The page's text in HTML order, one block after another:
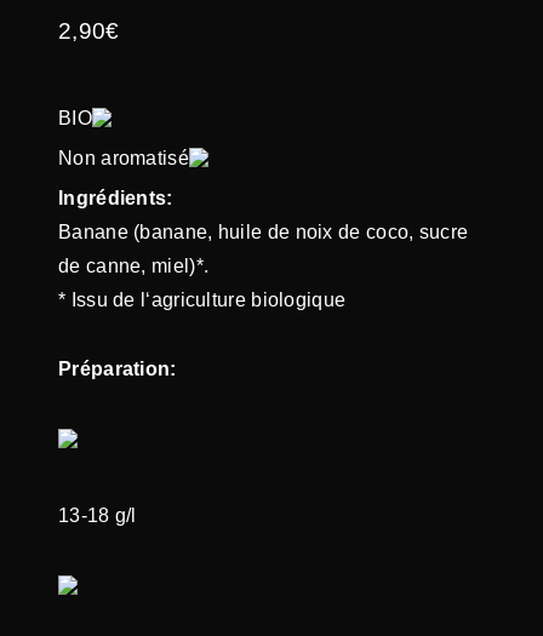
2,90€
BIO
Non aromatisé
Ingrédients:
Banane (banane, huile de noix de coco, sucre
de canne, miel)*.
* Issu de l‘agriculture biologique
Préparation:
13-18 g/l